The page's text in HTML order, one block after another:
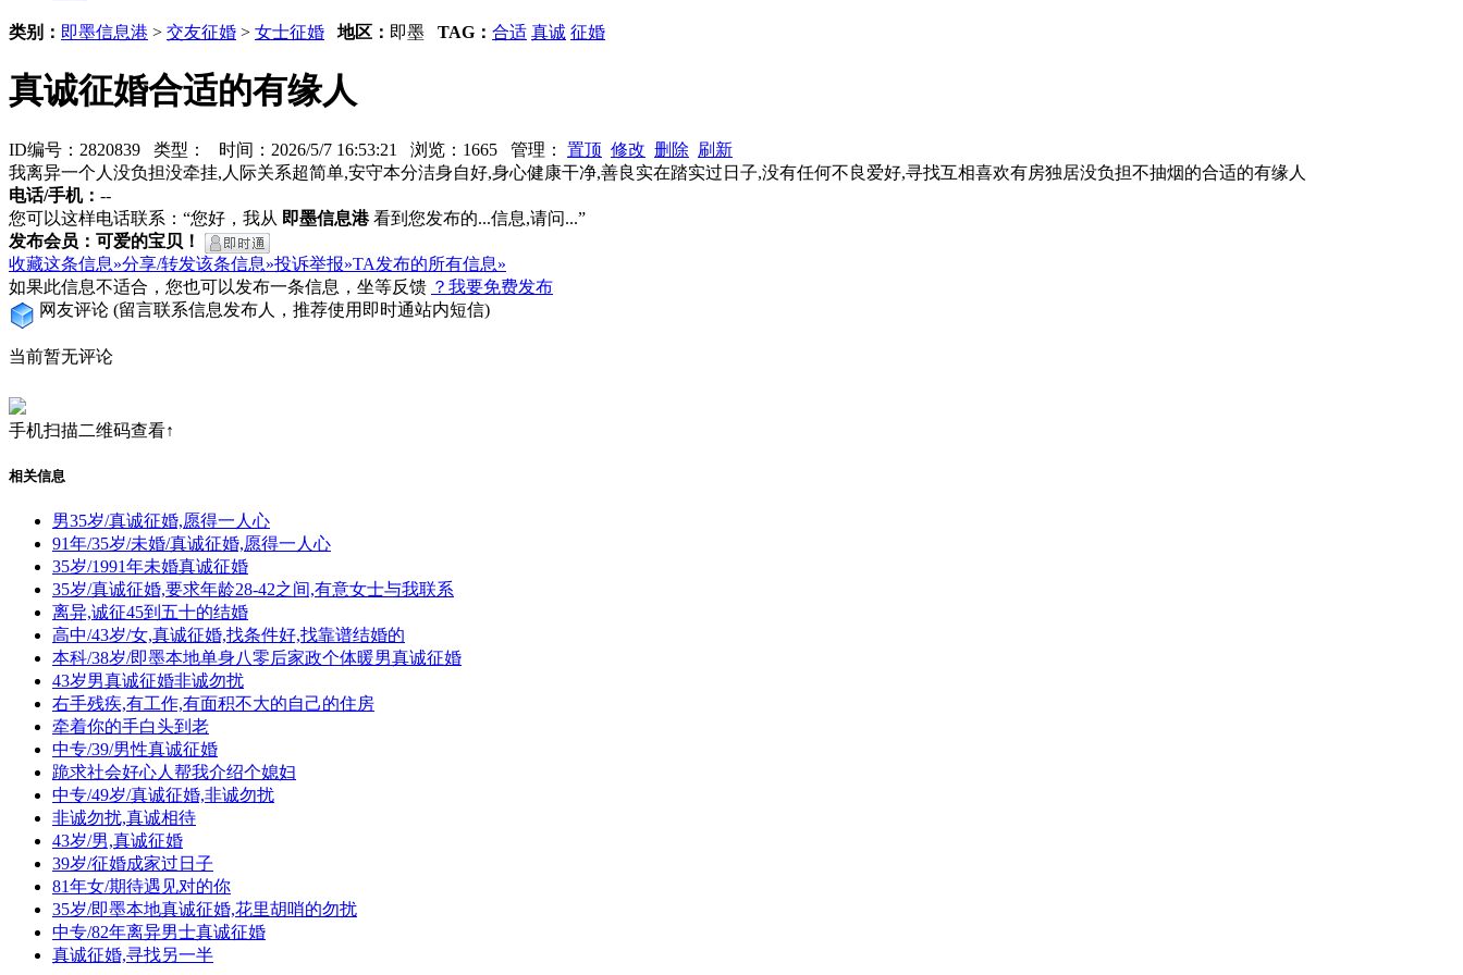
类别： 即墨信息港 > 交友征婚 > 女士征婚 地区： 即墨 TAG： 合适 真诚 征婚
真诚征婚合适的有缘人
ID编号：2820839 类型： 时间：2026/5/7 16:53:21 浏览：1665 管理： 置顶 修改 删除 刷新
我离异一个人没负担没牵挂,人际关系超简单,安守本分洁身自好,身心健康干净,善良实在踏实过日子,没有任何不良爱好,寻找互相喜欢有房独居没负担不抽烟的合适的有缘人
电话/手机： --
您可以这样电话联系：“您好，我从 即墨信息港看到您发布的...信息,请问...”
发布会员：可爱的宝贝！
收藏这条信息»分享/转发该条信息»投诉举报»TA发布的所有信息»
如果此信息不适合，您也可以发布一条信息，坐等反馈 ？我要免费发布
网友评论 (留言联系信息发布人，推荐使用即时通站内短信)
当前暂无评论
手机扫描二维码查看↑
相关信息
男35岁/真诚征婚,愿得一人心
91年/35岁/未婚/真诚征婚,愿得一人心
35岁/1991年未婚真诚征婚
35岁/真诚征婚,要求年龄28-42之间,有意女士与我联系
离异,诚征45到五十的结婚
高中/43岁/女,真诚征婚,找条件好,找靠谱结婚的
本科/38岁/即墨本地单身八零后家政个体暖男真诚征婚
43岁男真诚征婚非诚勿扰
右手残疾,有工作,有面积不大的自己的住房
牵着你的手白头到老
中专/39/男性真诚征婚
跪求社会好心人帮我介绍个媳妇
中专/49岁/真诚征婚,非诚勿扰
非诚勿扰,真诚相待
43岁/男,真诚征婚
39岁/征婚成家过日子
81年女/期待遇见对的你
35岁/即墨本地真诚征婚,花里胡哨的勿扰
中专/82年离异男士真诚征婚
真诚征婚,寻找另一半